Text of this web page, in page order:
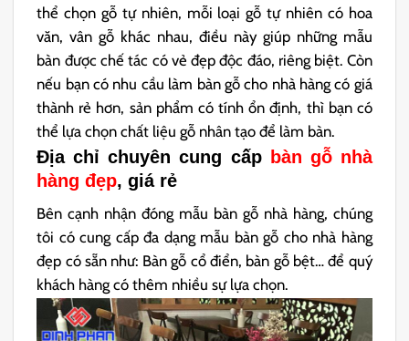
thể chọn gỗ tự nhiên, mỗi loại gỗ tự nhiên có hoa
văn, vân gỗ khác nhau, điều này giúp những mẫu
bàn được chế tác có vẻ đẹp độc đáo, riêng biệt. Còn
nếu bạn có nhu cầu làm bàn gỗ cho nhà hàng có giá
thành rẻ hơn, sản phẩm có tính ổn định, thì bạn có
thể lựa chọn chất liệu gỗ nhân tạo để làm bàn.
Địa chỉ chuyên cung cấp bàn gỗ nhà
hàng đẹp, giá rẻ
Bên cạnh nhận đóng mẫu bàn gỗ nhà hàng, chúng
tôi có cung cấp đa dạng mẫu bàn gỗ cho nhà hàng
đẹp có sẵn như: Bàn gỗ cổ điển, bàn gỗ bệt… để quý
khách hàng có thêm nhiều sự lựa chọn.